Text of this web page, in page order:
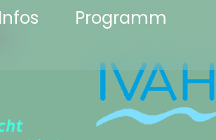
Infos Programm